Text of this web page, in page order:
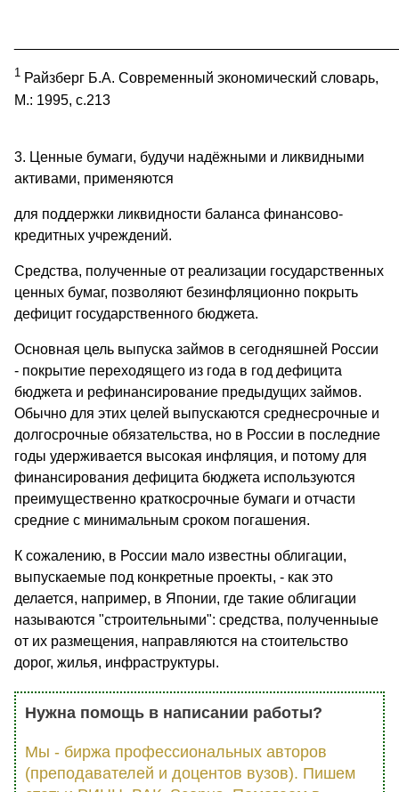
1 Райзберг Б.А. Современный экономический словарь,
М.: 1995, с.213
3. Ценные бумаги, будучи надёжными и ликвидными
активами, применяются
для поддержки ликвидности баланса финансово-
кредитных учреждений.
Средства, полученные от реализации государственных
ценных бумаг, позволяют безинфляционно покрыть
дефицит государственного бюджета.
Основная цель выпуска займов в сегодняшней России
- покрытие переходящего из года в год дефицита
бюджета и рефинансирование предыдущих займов.
Обычно для этих целей выпускаются среднесрочные и
долгосрочные обязательства, но в России в последние
годы удерживается высокая инфляция, и потому для
финансирования дефицита бюджета используются
преимущественно краткосрочные бумаги и отчасти
средние с минимальным сроком погашения.
К сожалению, в России мало известны облигации,
выпускаемые под конкретные проекты, - как это
делается, например, в Японии, где такие облигации
называются "строительными": средства, полученныые
от их размещения, направляются на стоительство
дорог, жилья, инфраструктуры.
Нужна помощь в написании работы?
Мы - биржа профессиональных авторов
(преподавателей и доцентов вузов). Пишем